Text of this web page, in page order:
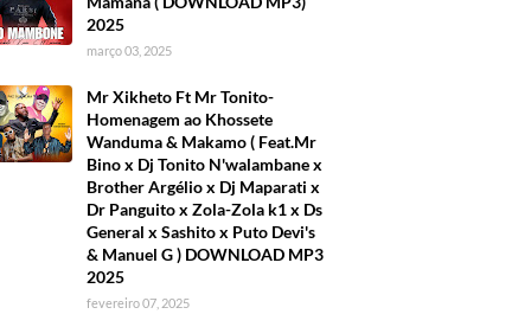
2025
março 03, 2025
Mr Xikheto Ft Mr Tonito-
Homenagem ao Khossete
Wanduma & Makamo ( Feat.Mr
Bino x Dj Tonito N'walambane x
Brother Argélio x Dj Maparati x
Dr Panguito x Zola-Zola k1 x Ds
General x Sashito x Puto Devi's
& Manuel G ) DOWNLOAD MP3
2025
fevereiro 07, 2025